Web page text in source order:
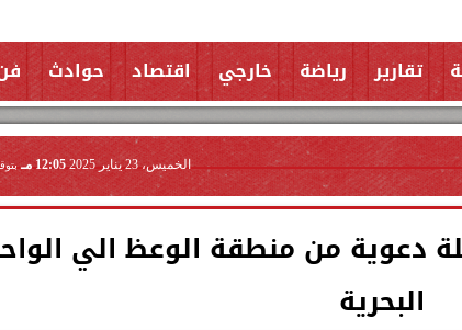
تقارير رياضة خارجي اقتصاد حوادث
الخميس، 23 يناير 2025 12:05 مـ
دعوية من منطقة الوعظ الي
البحرية